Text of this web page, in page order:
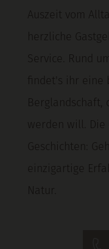
Auszeit vom
herzliche
Service. Rund
findet's ihr eine
Berglandschaft,
werden will. Die
Geschichten:
einzigartige
Natur.